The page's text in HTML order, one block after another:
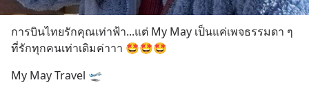
การบินไทยรักคุณเท่าฟ้า...แต่ My May เป็นแค่เพจธรรมดา ๆ
ที่รักทุกคนเท่าเดิมค่าาา 🤩🤩🤩
My May Travel 🛫